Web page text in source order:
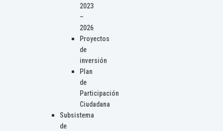
2023
–
2026
Proyectos
de
inversión
Plan
de
Participación
Ciudadana
Subsistema
de